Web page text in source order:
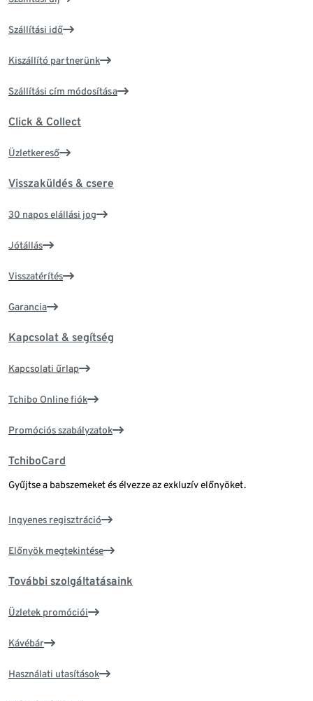
Szállítási idő
Kiszállító partnerünk
Szállítási cím módosítása
Click & Collect
Üzletkereső
Visszaküldés & csere
30 napos elállási jog
Jótállás
Visszatérítés
Garancia
Kapcsolat & segítség
Kapcsolati űrlap
Tchibo Online fiók
Promóciós szabályzatok
TchiboCard
Gyűjtse a babszemeket és élvezze az exkluzív előnyöket.
Ingyenes regisztráció
Előnyök megtekintése
További szolgáltatásaink
Üzletek promóciói
Kávébár
Használati utasítások